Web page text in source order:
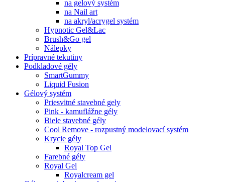
na gelový systém
na Nail art
na akryl/acrygel systém
Hypnotic Gel&Lac
Brush&Go gel
Nálepky
Prípravné tekutiny
Podkladové gély
SmartGummy
Liquid Fusion
Gélový systém
Priesvitné stavebné gely
Pink - kamuflážne gély
Biele stavebné gély
Cool Remove - rozpustný modelovací systém
Krycie gély
Royal Top Gel
Farebné gély
Royal Gel
Royalcream gel